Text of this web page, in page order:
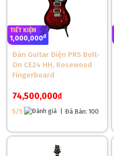
TIẾT KIỆM
1,000,000đ
Đàn Guitar Điện PRS Bolt-
On CE24 HH, Rosewood
Fingerboard
74,500,000đ
5/5 Đã Bán: 100